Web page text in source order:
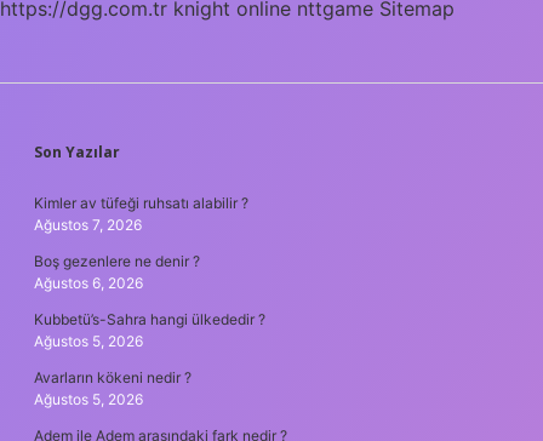
https://dgg.com.tr knight online nttgame Sitemap
SIDEBAR
Son Yazılar
Kimler av tüfeği ruhsatı alabilir ?
Ağustos 7, 2026
Boş gezenlere ne denir ?
Ağustos 6, 2026
Kubbetü’s-Sahra hangi ülkededir ?
Ağustos 5, 2026
Avarların kökeni nedir ?
Ağustos 5, 2026
Adem ile Adem arasındaki fark nedir ?